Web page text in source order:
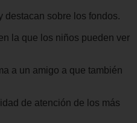
destacan sobre los fondos.
la que los niños pueden ver
a un amigo a que también
de atención de los más